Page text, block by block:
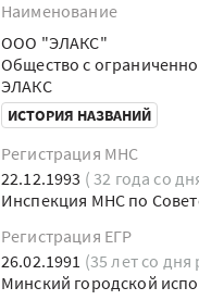
Наименование
ООО "ЭЛАКС"
Общество с
ЭЛАКС
ИСТОРИЯ НАЗВАНИЙ
Регистрация МНС
22.12.1993 ( 32 года со
Инспекция МНС по
Регистрация ЕГР
26.02.1991 (35 лет со дня
Минский городской